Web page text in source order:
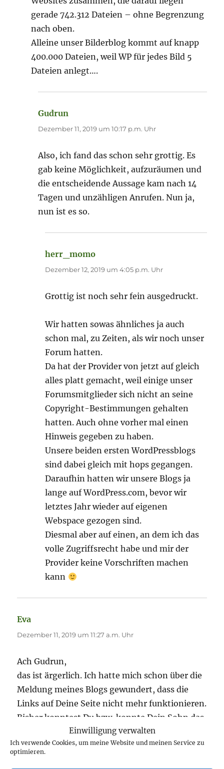
Einwilligung verwalten
Ich verwende Cookies, um meine Website und meinen Service zu
optimieren.
gerade 742.312 Dateien – ohne Begrenzung
nach oben.
Alleine unser Bilderblog kommt auf knapp
400.000 Dateien, weil WP für jedes Bild 5
Dateien anlegt….
Gudrun
Dezember 11, 2019 um 10:17 p.m. Uhr
Also, ich fand das schon sehr grottig. Es
gab keine Möglichkeit, aufzuräumen und
die entscheidende Aussage kam nach 14
Tagen und unzähligen Anrufen. Nun ja,
nun ist es so.
herr_momo
Dezember 12, 2019 um 4:05 p.m. Uhr
Grottig ist noch sehr fein ausgedruckt.
Wir hatten sowas ähnliches ja auch
schon mal, zu Zeiten, als wir noch unser
Forum hatten.
Da hat der Provider von jetzt auf gleich
alles platt gemacht, weil einige unser
Forumsmitglieder sich nicht an seine
Copyright-Bestimmungen gehalten
hatten. Auch ohne vorher mal einen
Hinweis gegeben zu haben.
Unsere beiden ersten WordPressblogs
sind dabei gleich mit hops gegangen.
Daraufhin hatten wir unsere Blogs ja
lange auf WordPress.com, bevor wir
letztes Jahr wieder auf eigenen
Webspace gezogen sind.
Diesmal aber auf einen, an dem ich das
volle Zugriffsrecht habe und mir der
Provider keine Vorschriften machen
kann
Eva
Dezember 11, 2019 um 11:27 a.m. Uhr
Ach Gudrun,
das ist ärgerlich. Ich hatte mich schon über die
Meldung meines Blogs gewundert, dass die
Links auf Deine Seite nicht mehr funktionieren.
Bisher konntest Du bzw. konnte Dein Sohn das
noch immer wieder richten, wenn etwas hakte.
Aber nun ist es wie es ist, und ich freue mich